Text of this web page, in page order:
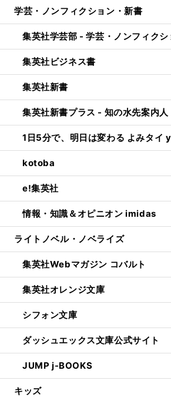
学芸・ノンフィクション・新書
集英社学芸部 - 学芸・ノンフィクシ
集英社ビジネス書
集英社新書
集英社新書プラス - 知の水先案内人
1日5分で、明日は変わる よみタイ
kotoba
e!集英社
情報・知識＆オピニオン imidas
ライトノベル・ノベライズ
集英社Webマガジン コバルト
集英社オレンジ文庫
シフォン文庫
ダッシュエックス文庫公式サイト
JUMP j-BOOKS
キッズ